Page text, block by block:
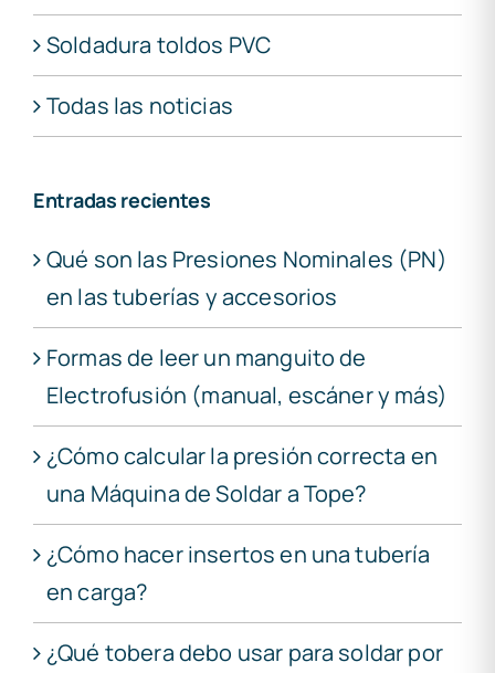
Soldadura toldos PVC
Todas las noticias
Entradas recientes
Qué son las Presiones Nominales (PN)
en las tuberías y accesorios
Formas de leer un manguito de
Electrofusión (manual, escáner y más)
¿Cómo calcular la presión correcta en
una Máquina de Soldar a Tope?
¿Cómo hacer insertos en una tubería
en carga?
¿Qué tobera debo usar para soldar por